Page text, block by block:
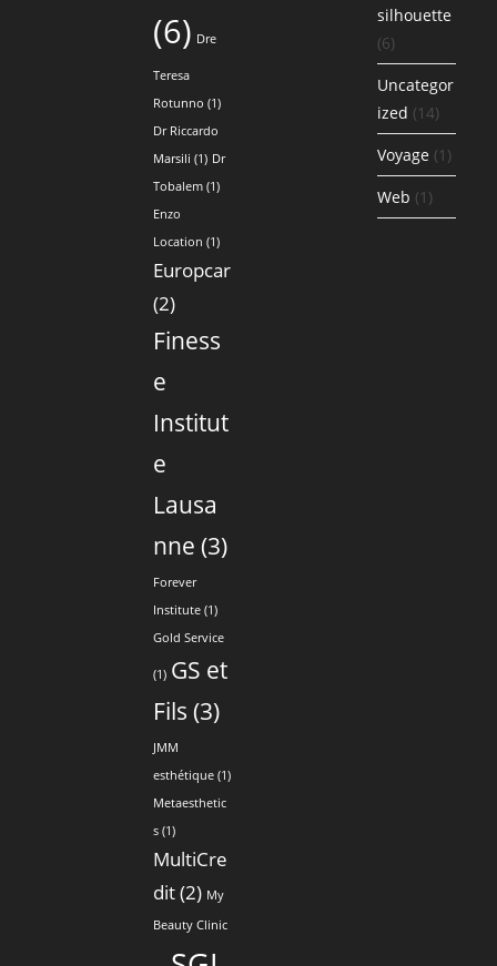
(6) Dre
Teresa
Rotunno (1)
Dr Riccardo
Marsili (1) Dr
Tobalem (1)
Enzo
Location (1)
Europcar
(2)
Finess
e
Institut
e
Lausa
nne (3)
Forever
Institute (1)
Gold Service
(1) GS et
Fils (3)
JMM
esthétique (1)
Metaesthetic
s (1)
MultiCre
dit(2) My
Beauty Clinic
silhouette
(6)
Uncategor
ized (14)
Voyage (1)
Web (1)